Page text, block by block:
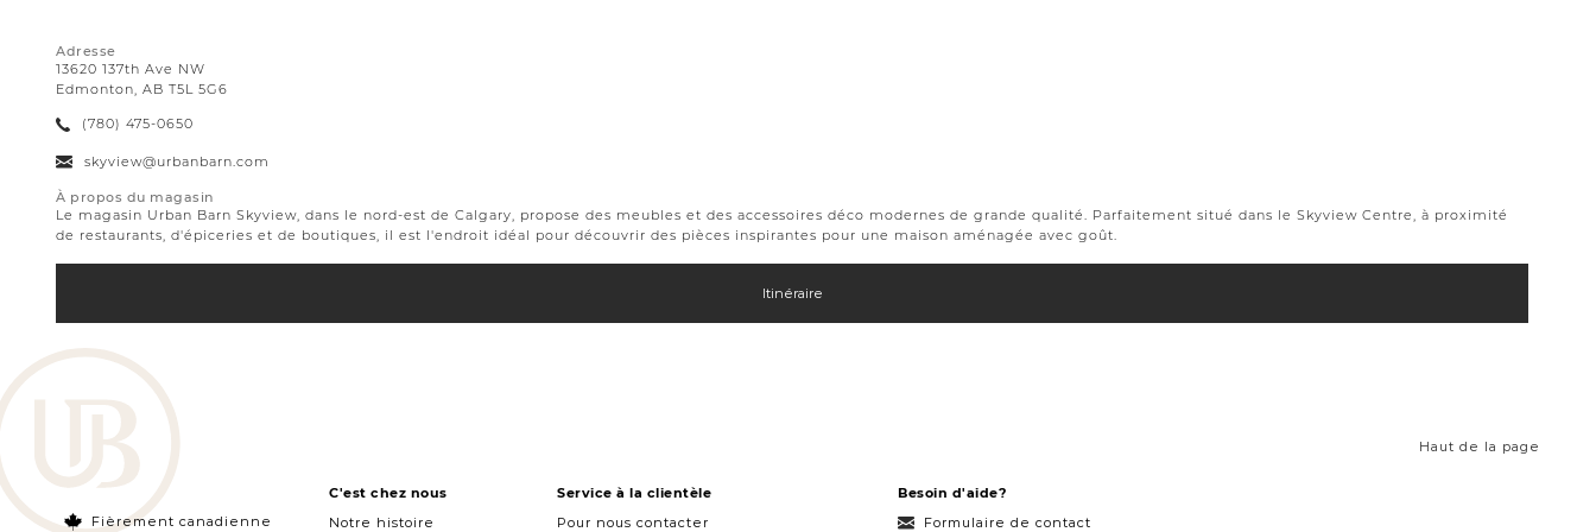
Adresse
13620 137th Ave NW
Edmonton, AB T5L 5G6
(780) 475-0650
skyview@urbanbarn.com
À propos du magasin
Le magasin Urban Barn Skyview, dans le nord-est de Calgary, propose des meubles et des accessoires déco modernes de grande qualité. Parfaitement situé dans le Skyview Centre, à proximité
de restaurants, d'épiceries et de boutiques, il est l'endroit idéal pour découvrir des pièces inspirantes pour une maison aménagée avec goût.
Itinéraire
Haut de la page
Fièrement canadienne
C'est chez nous
Notre histoire
Service à la clientèle
Pour nous contacter
Besoin d'aide?
Formulaire de contact